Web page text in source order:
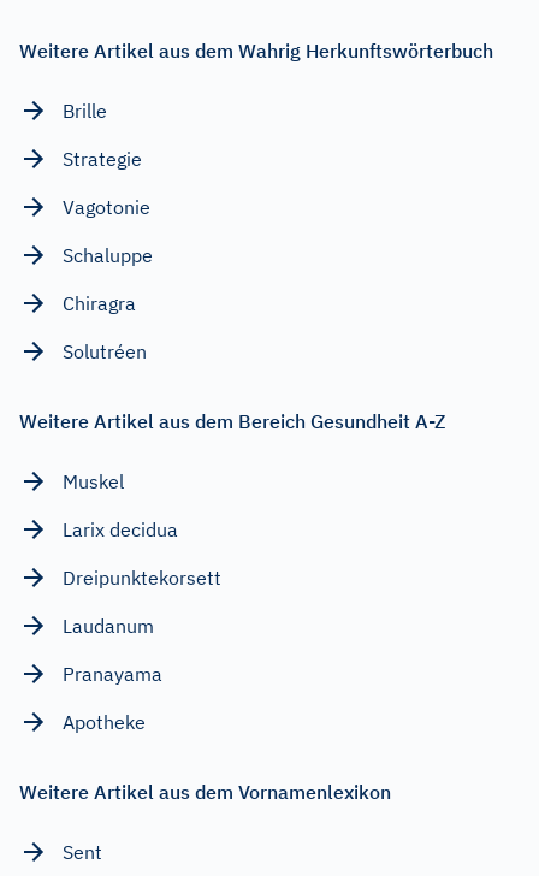
Weitere Artikel aus dem Wahrig Herkunftswörterbuch
Brille
Strategie
Vagotonie
Schaluppe
Chiragra
Solutréen
Weitere Artikel aus dem Bereich Gesundheit A-Z
Muskel
Larix decidua
Dreipunktekorsett
Laudanum
Pranayama
Apotheke
Weitere Artikel aus dem Vornamenlexikon
Sent